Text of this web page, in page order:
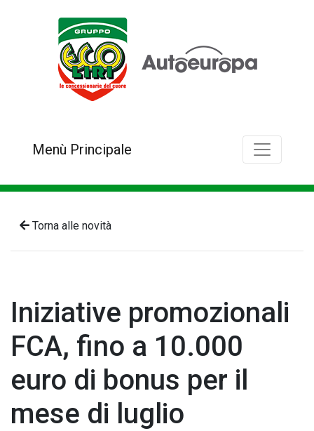
Menù Principale
Torna alle novità
Iniziative promozionali
FCA, fino a 10.000
euro di bonus per il
mese di luglio